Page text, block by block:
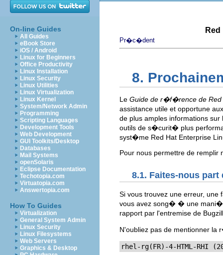
On-line Guides
All Guides
eBook Store
iOS / Android
Linux for Beginners
Office Productivity
Linux Installation
Linux Security
Linux Utilities
Linux Virtualization
Linux Kernel
System/Network Admin
Programming
Scripting Languages
Development Tools
Web Development
GUI Toolkits/Desktop
Databases
Mail Systems
openSolaris
Eclipse Documentation
Techotopia.com
Virtuatopia.com
Answertopia.com
How To Guides
Virtualization
General System Admin
Linux Security
Linux Filesystems
Web Servers
Graphics & Desktop
Pr�c�dent
8.
Le Guide de r�f�rence de Red
assistance utile et opportune
de plus amples informations
outils de s�curit� plus
syst�me Red Hat Enterprise
Pour nous permettre de remplir
8.1. Faites-nous
Si vous trouvez une erreur, une
vous avez song� � une
rapport par l'entremise de
N'oubliez pas de mentionner
rhel-rg(FR)-4-HTML-RHI